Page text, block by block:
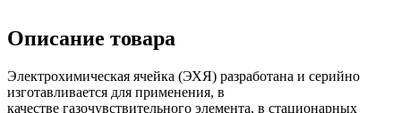
Описание товара
Электрохимическая ячейка (ЭХЯ) разработана и серийно
изготавливается для применения, в
качестве газочувствительного элемента, в стационарных